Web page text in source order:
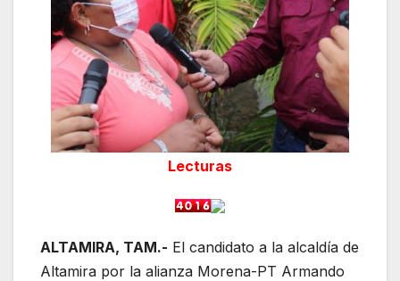
Lecturas
ALTAMIRA, TAM.- El candidato a la alcaldía de
Altamira por la alianza Morena-PT Armando